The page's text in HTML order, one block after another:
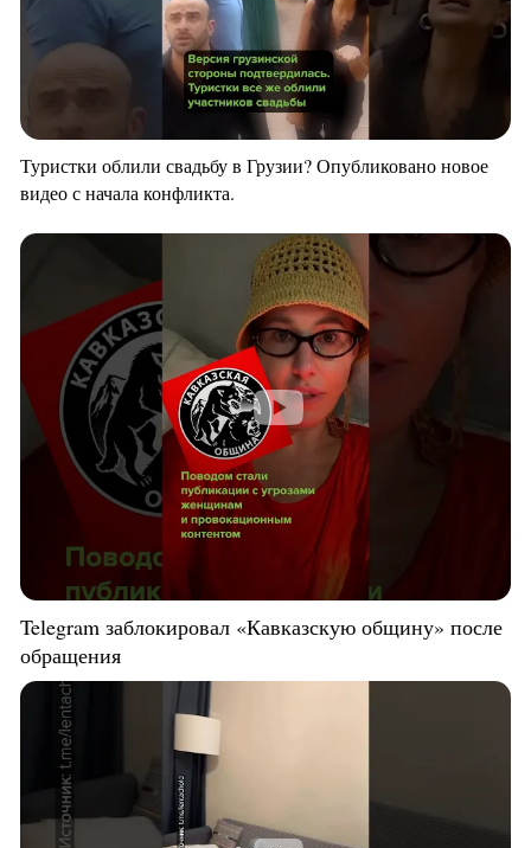
Туристки облили свадьбу в Грузии? Опубликовано новое
видео с начала конфликта.
Telegram заблокировал «Кавказскую общину» после
обращения